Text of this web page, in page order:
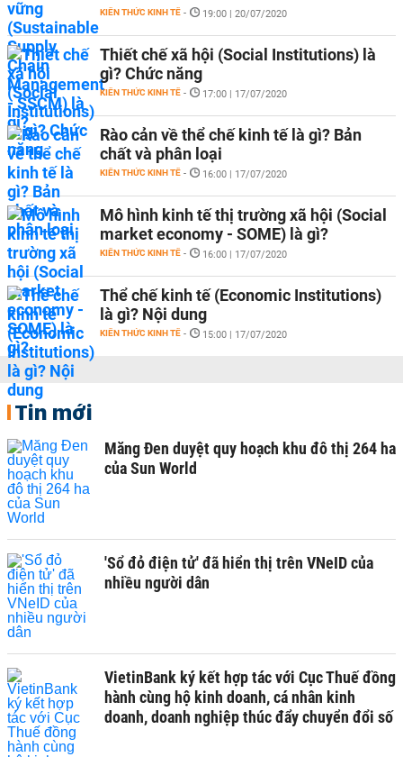
KIẾN THỨC KINH TẾ - 19:00 | 20/07/2020
Thiết chế xã hội (Social Institutions) là
gì? Chức năng
KIẾN THỨC KINH TẾ - 17:00 | 17/07/2020
Rào cản về thể chế kinh tế là gì? Bản
chất và phân loại
KIẾN THỨC KINH TẾ - 16:00 | 17/07/2020
Mô hình kinh tế thị trường xã hội (Social
market economy - SOME) là gì?
KIẾN THỨC KINH TẾ - 16:00 | 17/07/2020
Thể chế kinh tế (Economic Institutions)
là gì? Nội dung
KIẾN THỨC KINH TẾ - 15:00 | 17/07/2020
Tin mới
Măng Đen duyệt quy hoạch khu đô thị 264 ha
của Sun World
'Sổ đỏ điện tử' đã hiển thị trên VNeID của
nhiều người dân
VietinBank ký kết hợp tác với Cục Thuế đồng
hành cùng hộ kinh doanh, cá nhân kinh
doanh, doanh nghiệp thúc đẩy chuyển đổi số